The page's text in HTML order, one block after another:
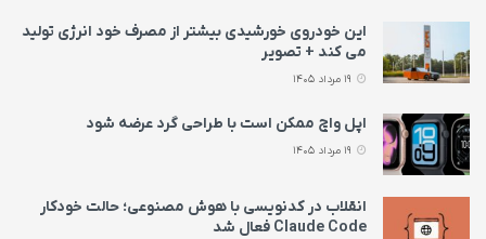
این خودروی خورشیدی بیشتر از مصرف خود انرژی تولید
می‌ کند + تصویر
اپل واچ ممکن است با طراحی گرد عرضه شود
انقلاب در کدنویسی با هوش مصنوعی؛ حالت خودکار
Claude Code فعال شد